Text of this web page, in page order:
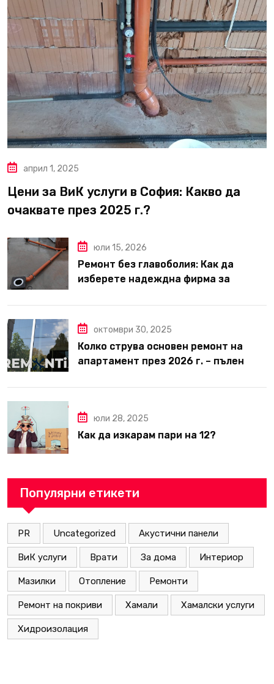
април 1, 2025
Цени за ВиК услуги в София: Какво да
очаквате през 2025 г.?
юли 15, 2026
Ремонт без главоболия: Как да
изберете надеждна фирма за
октомври 30, 2025
Колко струва основен ремонт на
апартамент през 2026 г. – пълен
юли 28, 2025
Как да изкарам пари на 12?
Популярни етикети
PR Uncategorized Акустични панели
ВиК услуги Врати За дома Интериор
Мазилки Отопление Ремонти
Ремонт на покриви Хамали Хамалски услуги
Хидроизолация